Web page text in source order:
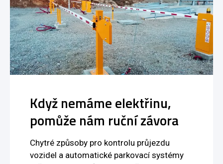
Když nemáme elektřinu,
pomůže nám ruční závora
Chytré způsoby pro kontrolu průjezdu
vozidel a automatické parkovací systémy